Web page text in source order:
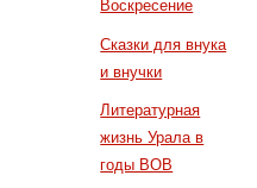
Воскресение
Сказки для внука
и внучки
Литературная
жизнь Урала в
годы ВОВ